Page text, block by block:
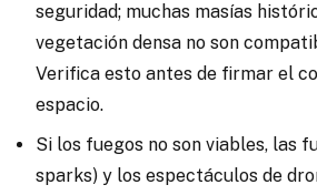
seguridad; muchas masías
vegetación densa no son
Verifica esto antes de firmar el
espacio.
Si los fuegos no son viables, las
sparks) y los espectáculos de